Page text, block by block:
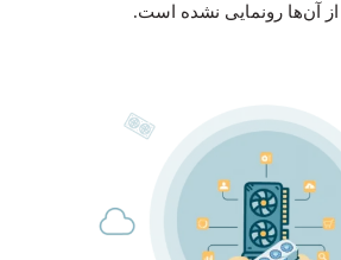
آن‌ها رونمایی نشده است.